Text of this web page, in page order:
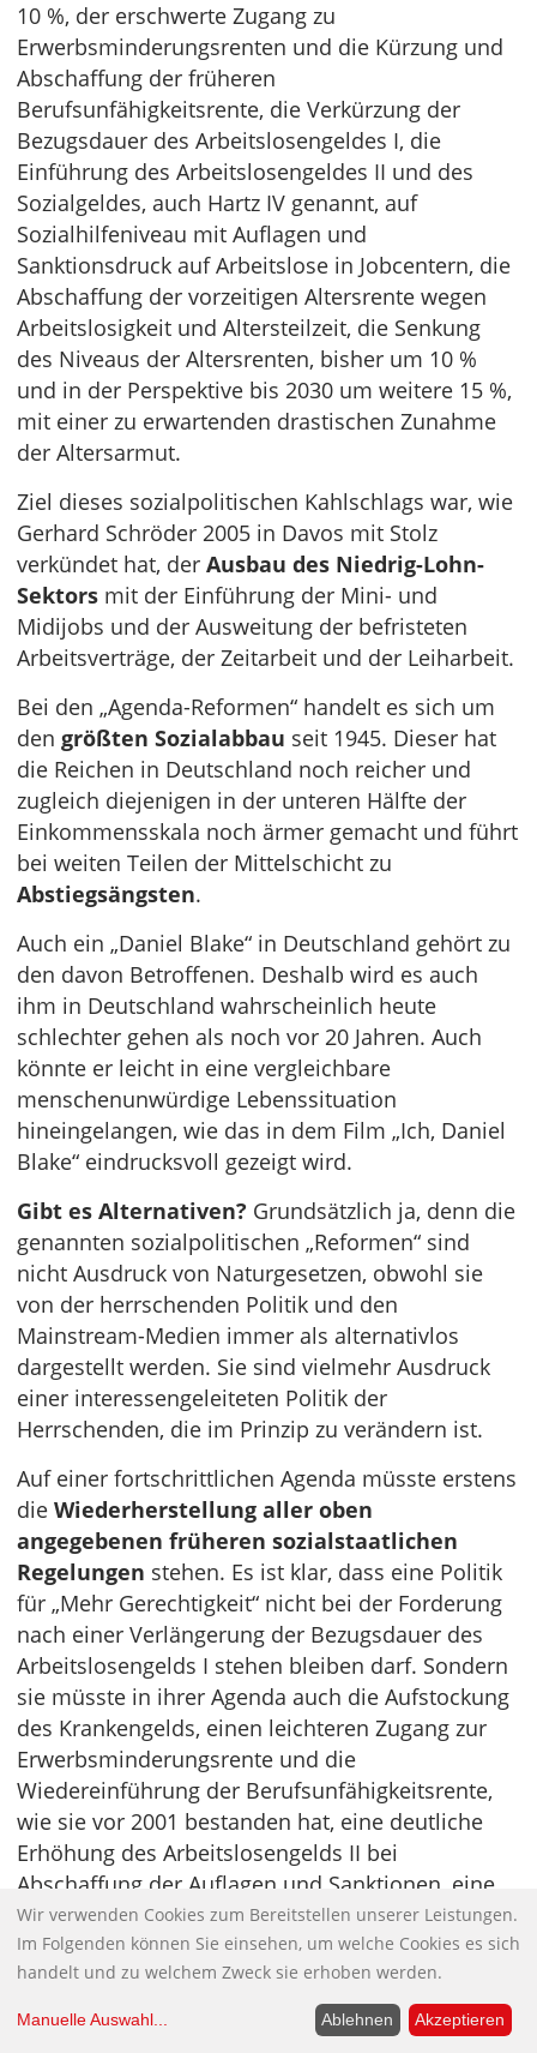
10 %, der erschwerte Zugang zu
Erwerbsminderungsrenten und die Kürzung und
Abschaffung der früheren
Berufsunfähigkeitsrente, die Verkürzung der
Bezugsdauer des Arbeitslosengeldes I, die
Einführung des Arbeitslosengeldes II und des
Sozialgeldes, auch Hartz IV genannt, auf
Sozialhilfeniveau mit Auflagen und
Sanktionsdruck auf Arbeitslose in Jobcentern, die
Abschaffung der vorzeitigen Altersrente wegen
Arbeitslosigkeit und Altersteilzeit, die Senkung
des Niveaus der Altersrenten, bisher um 10 %
und in der Perspektive bis 2030 um weitere 15 %,
mit einer zu erwartenden drastischen Zunahme
der Altersarmut.
Ziel dieses sozialpolitischen Kahlschlags war, wie
Gerhard Schröder 2005 in Davos mit Stolz
verkündet hat, der Ausbau des Niedrig-Lohn-
Sektors mit der Einführung der Mini- und
Midijobs und der Ausweitung der befristeten
Arbeitsverträge, der Zeitarbeit und der Leiharbeit.
Bei den „Agenda-Reformen“ handelt es sich um
den größten Sozialabbau seit 1945. Dieser hat
die Reichen in Deutschland noch reicher und
zugleich diejenigen in der unteren Hälfte der
Einkommensskala noch ärmer gemacht und führt
bei weiten Teilen der Mittelschicht zu
Abstiegsängsten.
Auch ein „Daniel Blake“ in Deutschland gehört zu
den davon Betroffenen. Deshalb wird es auch
ihm in Deutschland wahrscheinlich heute
schlechter gehen als noch vor 20 Jahren. Auch
könnte er leicht in eine vergleichbare
menschenunwürdige Lebenssituation
hineingelangen, wie das in dem Film „Ich, Daniel
Blake“ eindrucksvoll gezeigt wird.
Gibt es Alternativen? Grundsätzlich ja, denn die
genannten sozialpolitischen „Reformen“ sind
nicht Ausdruck von Naturgesetzen, obwohl sie
von der herrschenden Politik und den
Mainstream-Medien immer als alternativlos
dargestellt werden. Sie sind vielmehr Ausdruck
einer interessengeleiteten Politik der
Herrschenden, die im Prinzip zu verändern ist.
Auf einer fortschrittlichen Agenda müsste erstens
die Wiederherstellung aller oben
angegebenen früheren sozialstaatlichen
Regelungen stehen. Es ist klar, dass eine Politik
für „Mehr Gerechtigkeit“ nicht bei der Forderung
nach einer Verlängerung der Bezugsdauer des
Arbeitslosengelds I stehen bleiben darf. Sondern
sie müsste in ihrer Agenda auch die Aufstockung
des Krankengelds, einen leichteren Zugang zur
Erwerbsminderungsrente und die
Wiedereinführung der Berufsunfähigkeitsrente,
wie sie vor 2001 bestanden hat, eine deutliche
Erhöhung des Arbeitslosengelds II bei
Abschaffung der Auflagen und Sanktionen, eine
deutliche Aufstockung des Niveaus der
Altersrenten, die Einführung einer
auskömmlichen Mindestrente, die Abschaffung
der privaten Riesterrente und eine deutliche
Erhöhung der Grundsicherung im Alter
Wir verwenden Cookies zum Bereitstellen unserer Leistungen.
Im Folgenden können Sie einsehen, um welche Cookies es sich
handelt und zu welchem Zweck sie erhoben werden.
Manuelle Auswahl... Ablehnen Akzeptieren